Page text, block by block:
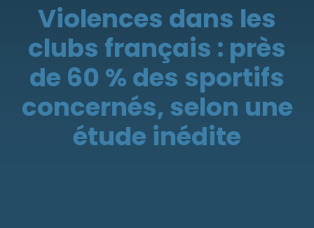
Violences dans les
clubs français : près
de 60 % des sportifs
concernés, selon une
étude inédite